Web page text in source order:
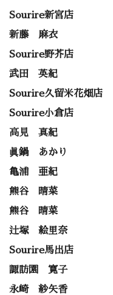
Sourire新宮店
新藤 麻衣
Sourire野芥店
武田 英紀
Sourire久留米花畑店
Sourire小倉店
高見 真紀
眞鍋 あかり
亀浦 亜紀
熊谷 晴菜
熊谷 晴菜
辻塚 絵里奈
Sourire馬出店
諏訪園 寛子
永崎 紗矢香